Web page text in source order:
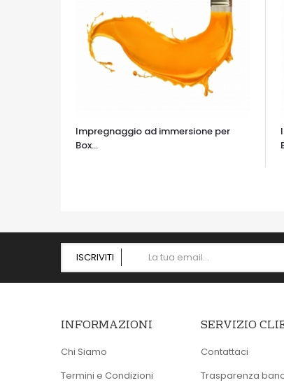
Impregnaggio ad immersione per
Box...
ISCRIVITI
INFORMAZIONI
Chi Siamo
Termini e Condizioni
SERVIZIO
Contattaci
Trasparenza